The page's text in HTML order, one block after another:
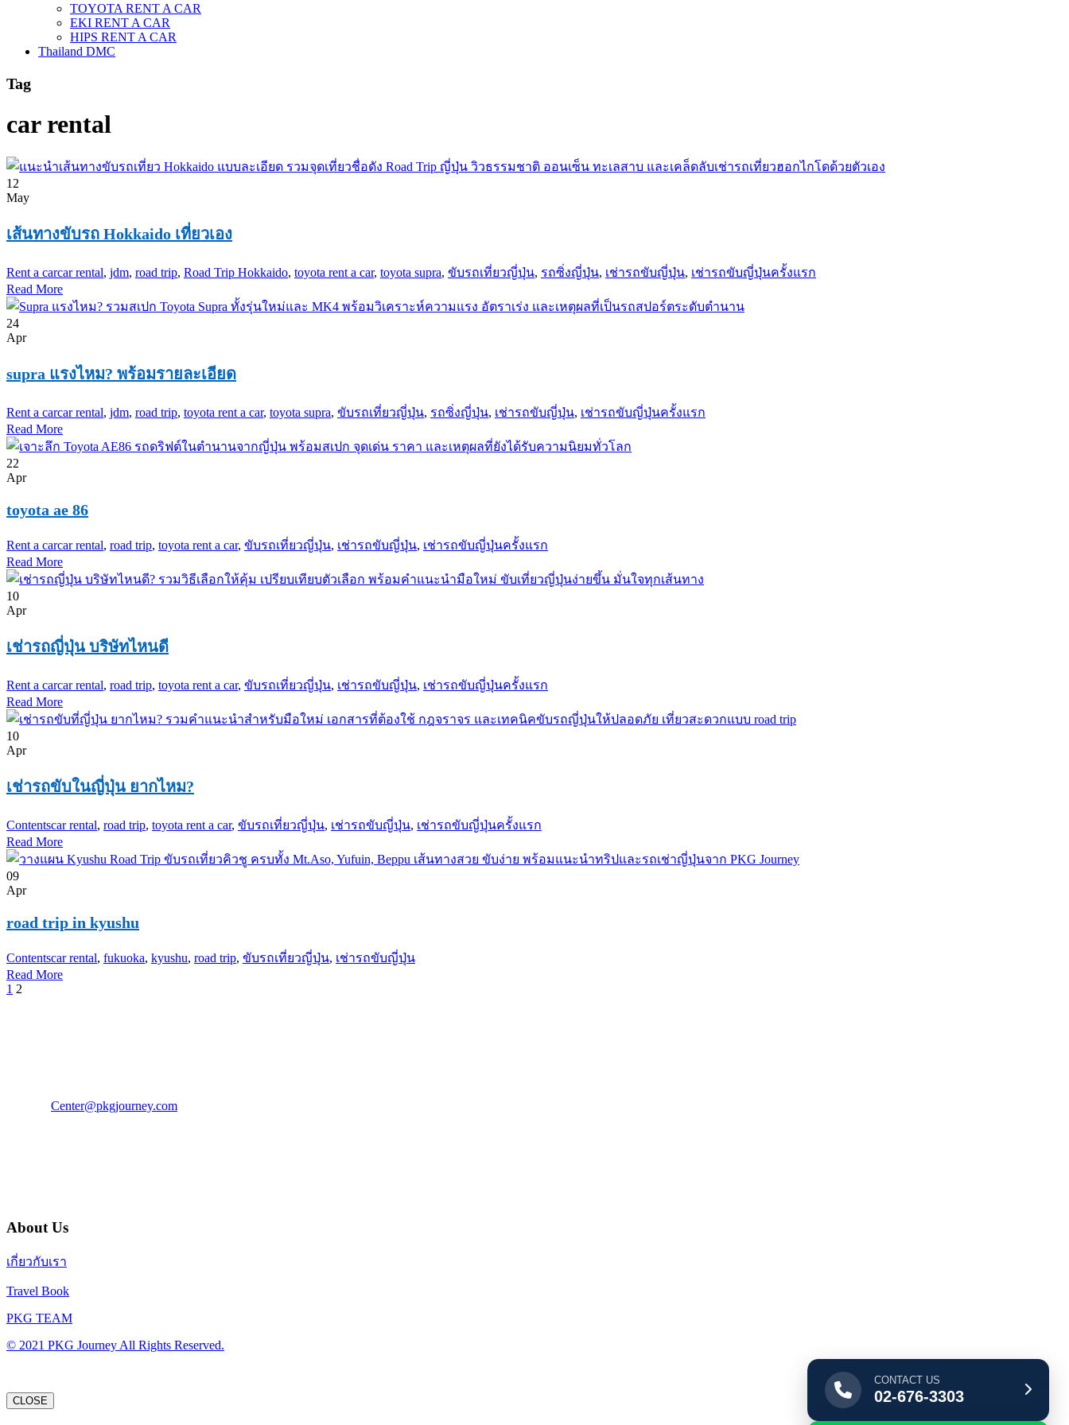
TOYOTA RENT A CAR
EKI RENT A CAR
HIPS RENT A CAR
Thailand DMC
Tag
car rental
12
May
เส้นทางขับรถ Hokkaido เที่ยวเอง
Rent a carcar rental, jdm, road trip, Road Trip Hokkaido, toyota rent a car, toyota supra, ขับรถเที่ยวญี่ปุ่น, รถซิ่งญี่ปุ่น, เช่ารถขับญี่ปุ่น, เช่ารถขับญี่ปุ่นครั้งแรก
Read More
24
Apr
supra แรงไหม? พร้อมรายละเอียด
Rent a carcar rental, jdm, road trip, toyota rent a car, toyota supra, ขับรถเที่ยวญี่ปุ่น, รถซิ่งญี่ปุ่น, เช่ารถขับญี่ปุ่น, เช่ารถขับญี่ปุ่นครั้งแรก
Read More
22
Apr
toyota ae 86
Rent a carcar rental, road trip, toyota rent a car, ขับรถเที่ยวญี่ปุ่น, เช่ารถขับญี่ปุ่น, เช่ารถขับญี่ปุ่นครั้งแรก
Read More
10
Apr
เช่ารถญี่ปุ่น บริษัทไหนดี
Rent a carcar rental, road trip, toyota rent a car, ขับรถเที่ยวญี่ปุ่น, เช่ารถขับญี่ปุ่น, เช่ารถขับญี่ปุ่นครั้งแรก
Read More
10
Apr
เช่ารถขับในญี่ปุ่น ยากไหม?
Contentscar rental, road trip, toyota rent a car, ขับรถเที่ยวญี่ปุ่น, เช่ารถขับญี่ปุ่น, เช่ารถขับญี่ปุ่นครั้งแรก
Read More
09
Apr
road trip in kyushu
Contentscar rental, fukuoka, kyushu, road trip, ขับรถเที่ยวญี่ปุ่น, เช่ารถขับญี่ปุ่น
Read More
1 2
Center@pkgjourney.com
About Us
เกี่ยวกับเรา
Travel Book
PKG TEAM
© 2021 PKG Journey All Rights Reserved.
CONTACT US
02-676-3303
CLOSE